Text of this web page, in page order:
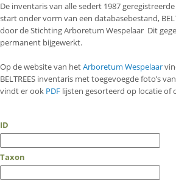
n
t
De inventaris van alle sedert 1987
start onder vorm van een databasebestand,
door de Stichting Arboretum Wespelaar Dit
permanent bijgewerkt.
Op de website van hetArboretum Wespelaar
BELTREES inventaris met toegevoegde foto’s
vindt er ook PDF lijsten gesorteerd op locatie of
ID
Taxon